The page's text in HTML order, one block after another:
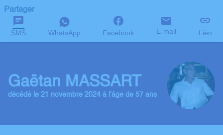
Partager
SMS WhatsApp Facebook E-mail Lien
Gaëtan MASSART
décédé le 21 novembre 2024 à l'âge de 57 ans